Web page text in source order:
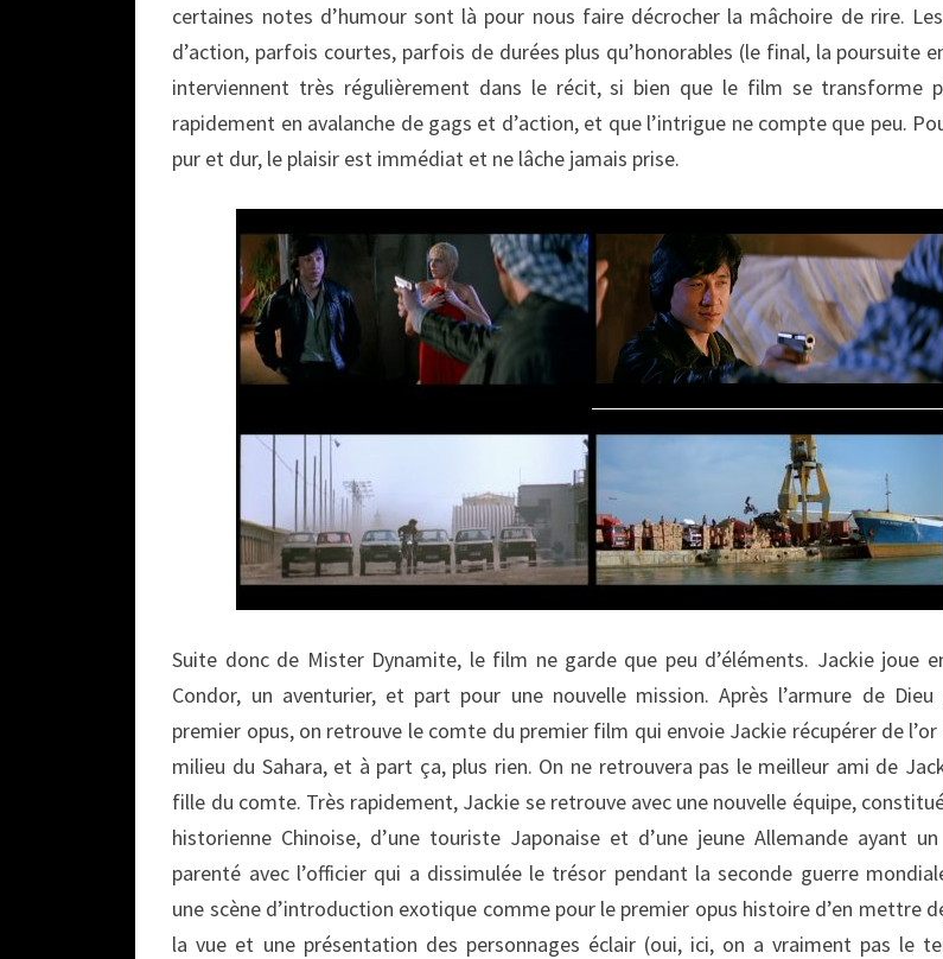
certaines notes d’humour sont là pour nous faire décrocher la mâchoire de rire.
d’action, parfois courtes, parfois de durées plus qu’honorables (le final, la poursuite
interviennent très régulièrement dans le récit, si bien que le film se transforme
rapidement en avalanche de gags et d’action, et que l’intrigue ne compte que peu.
pur et dur, le plaisir est immédiat et ne lâche jamais prise.
Suite donc de Mister Dynamite, le film ne garde que peu d’éléments. Jackie joue
Condor, un aventurier, et part pour une nouvelle mission. Après l’armure de Dieu
premier opus, on retrouve le comte du premier film qui envoie Jackie récupérer de l’or
milieu du Sahara, et à part ça, plus rien. On ne retrouvera pas le meilleur ami de
fille du comte. Très rapidement, Jackie se retrouve avec une nouvelle équipe,
historienne Chinoise, d’une touriste Japonaise et d’une jeune Allemande ayant
parenté avec l’officier qui a dissimulée le trésor pendant la seconde guerre
une scène d’introduction exotique comme pour le premier opus histoire d’en mettre
la vue et une présentation des personnages éclair (oui, ici, on a vraiment pas le